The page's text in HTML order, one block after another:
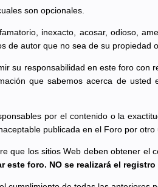
son opcionales.
inexacto, acosar, odioso,
autor que no sea de su propiedad
su responsabilidad en este foro
que sabemos acerca de
por el contenido o la
publicada en el Foro por
que los sitios Web deben obtener
foro. NO se realizará el